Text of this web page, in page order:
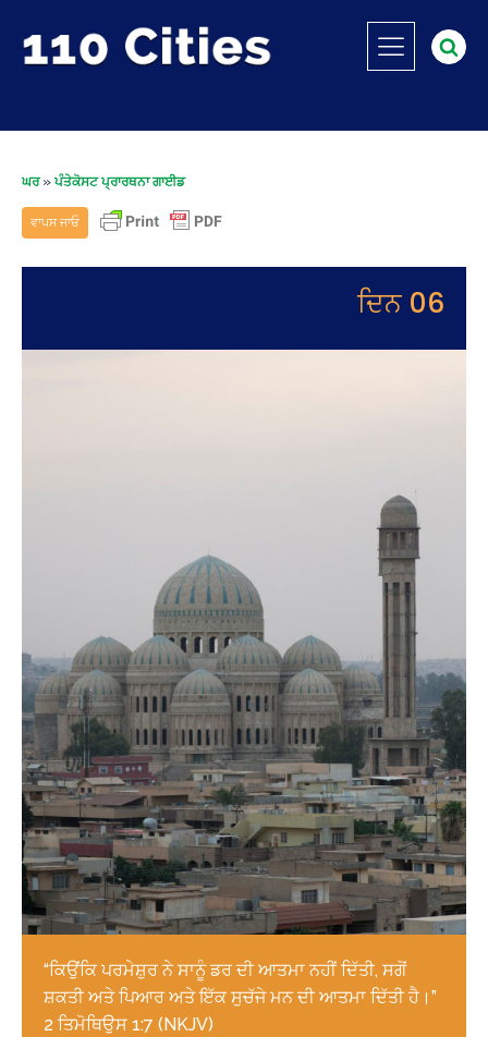
ਘਰ»ਪੰਤੇਕੋਸਟ ਪ੍ਰਾਰਥਨਾ ਗਾਈਡ
ਵਾਪਸ ਜਾਓ
ਦਿਨ 06
“ਕਿਉਂਕਿ ਪਰਮੇਸ਼ੁਰ ਨੇ ਸਾਨੂੰ ਡਰ ਦੀ ਆਤਮਾ ਨਹੀਂ ਦਿੱਤੀ, ਸਗੋਂ
ਸ਼ਕਤੀ ਅਤੇ ਪਿਆਰ ਅਤੇ ਇੱਕ ਸੁਚੱਜੇ ਮਨ ਦੀ ਆਤਮਾ ਦਿੱਤੀ ਹੈ।”
2 ਤਿਮੋਥਿਉਸ 1:7 (NKJV)